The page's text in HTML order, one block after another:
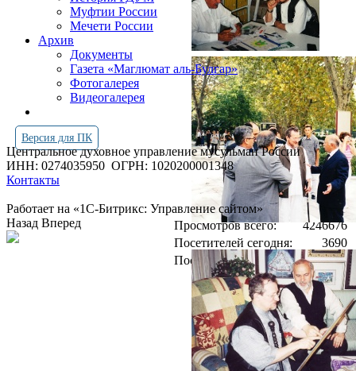
Муфтии России
Мечети России
Архив
Документы
Газета «Маглюмат аль-Булгар»
Фотогалерея
Видеогалерея
Версия для ПК
Центральное духовное управление мусульман России
ИНН: 0274035950 ОГРН: 1020200001348
Контакты
Работает на «1С-Битрикс: Управление сайтом»
Просмотров всего:
4246676
Посетителей сегодня:
3690
Посетителей в онлайн:
22
Назад Вперед